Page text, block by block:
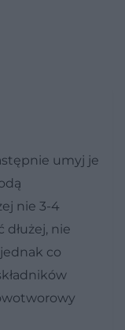
umyj je
nie 3-4
nie
co